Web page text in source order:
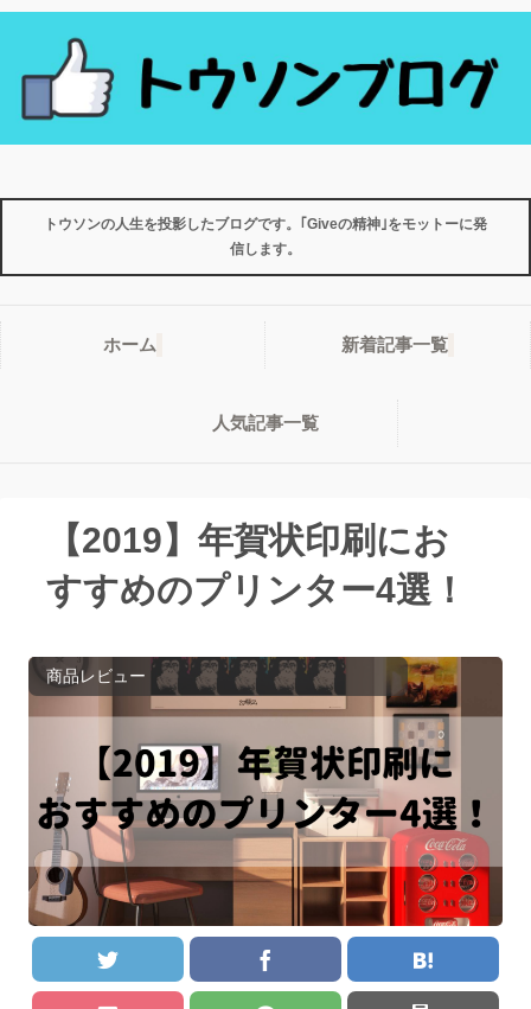
トウソンの人生を投影したブログです。｢Giveの精神｣をモットーに発
信します。
ホーム 新着記事一覧
人気記事一覧
【2019】年賀状印刷にお
すすめのプリンター4選！
商品レビュー